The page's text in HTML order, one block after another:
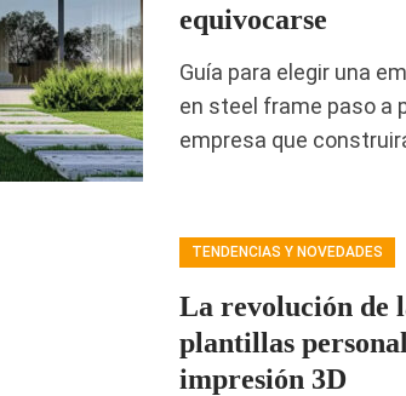
equivocarse
Guía para elegir una
en steel frame paso a
empresa que
TENDENCIAS Y NOVEDADES
La revolución de
plantillas
impresión 3D